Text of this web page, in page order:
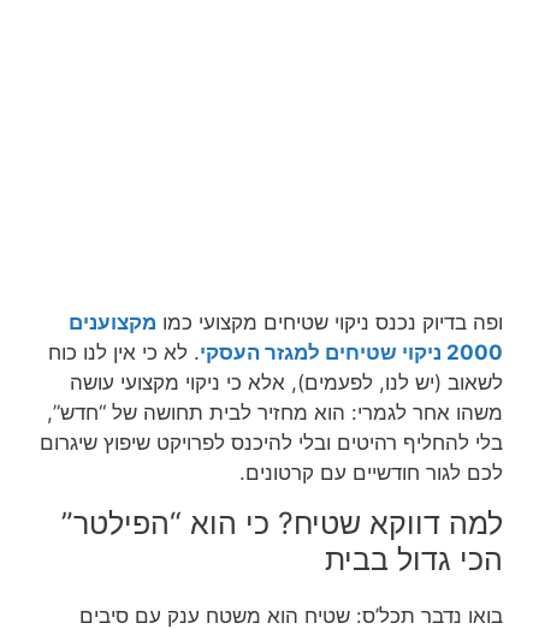
ופה בדיוק נכנס ניקוי שטיחים מקצועי כמו מקצוענים
2000 ניקוי שטיחים למגזר העסקי
. לא כי אין לנו כוח
לשאוב (יש לנו, לפעמים), אלא כי ניקוי מקצועי עושה
משהו אחר לגמרי: הוא מחזיר לבית תחושה של “חדש”,
בלי להחליף רהיטים ובלי להיכנס לפרויקט שיפוץ שיגרום
לכם לגור חודשיים עם קרטונים.
למה דווקא שטיח? כי הוא “הפילטר”
הכי גדול בבית
בואו נדבר תכל’ס: שטיח הוא משטח ענק עם סיבים